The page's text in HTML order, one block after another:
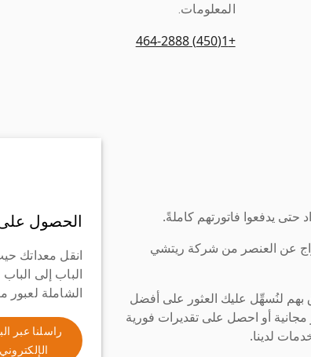
المعلومات.
+1(450) 464-2888
يدفعوا فاتورتهم كاملةً.
عن العنصر من شركة ريتشي
لنُسهِّل عليك العثور على أفضل
أو احصل على تقديرات فورية
لدينا.
الحصول
انقل معداتك
الباب إلى
الشاملة لعبور
راسلنا عبر
الإلكتروني